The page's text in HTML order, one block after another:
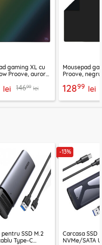
gaming XL cu
Proove, aurora,
lei 14699 lei
Mousepad
Proove,
12899 lei
SSD M.2
Type-C
-13%
Carcasa SSD
NVMe/SATA